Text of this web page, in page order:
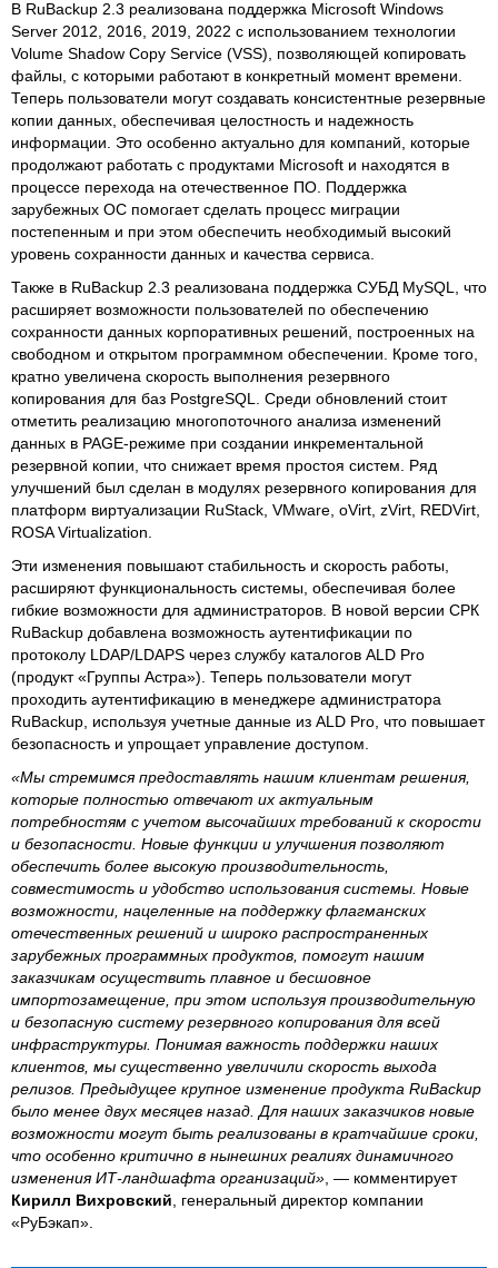
В RuBackup 2.3 реализована поддержка Microsoft Windows
Server 2012, 2016, 2019, 2022 с использованием технологии
Volume Shadow Copy Service (VSS), позволяющей копировать
файлы, с которыми работают в конкретный момент времени.
Теперь пользователи могут создавать консистентные резервные
копии данных, обеспечивая целостность и надежность
информации. Это особенно актуально для компаний, которые
продолжают работать с продуктами Microsoft и находятся в
процессе перехода на отечественное ПО. Поддержка
зарубежных ОС помогает сделать процесс миграции
постепенным и при этом обеспечить необходимый высокий
уровень сохранности данных и качества сервиса.
Также в RuBackup 2.3 реализована поддержка СУБД MySQL, что
расширяет возможности пользователей по обеспечению
сохранности данных корпоративных решений, построенных на
свободном и открытом программном обеспечении. Кроме того,
кратно увеличена скорость выполнения резервного
копирования для баз PostgreSQL. Среди обновлений стоит
отметить реализацию многопоточного анализа изменений
данных в PAGE-режиме при создании инкрементальной
резервной копии, что снижает время простоя систем. Ряд
улучшений был сделан в модулях резервного копирования для
платформ виртуализации RuStack, VMware, oVirt, zVirt, REDVirt,
ROSA Virtualization.
Эти изменения повышают стабильность и скорость работы,
расширяют функциональность системы, обеспечивая более
гибкие возможности для администраторов. В новой версии СРК
RuBackup добавлена возможность аутентификации по
протоколу LDAP/LDAPS через службу каталогов ALD Pro
(продукт «Группы Астра»). Теперь пользователи могут
проходить аутентификацию в менеджере администратора
RuBackup, используя учетные данные из ALD Pro, что повышает
безопасность и упрощает управление доступом.
«Мы стремимся предоставлять нашим клиентам решения,
которые полностью отвечают их актуальным
потребностям с учетом высочайших требований к скорости
и безопасности. Новые функции и улучшения позволяют
обеспечить более высокую производительность,
совместимость и удобство использования системы. Новые
возможности, нацеленные на поддержку флагманских
отечественных решений и широко распространенных
зарубежных программных продуктов, помогут нашим
заказчикам осуществить плавное и бесшовное
импортозамещение, при этом используя производительную
и безопасную систему резервного копирования для всей
инфраструктуры. Понимая важность поддержки наших
клиентов, мы существенно увеличили скорость выхода
релизов. Предыдущее крупное изменение продукта RuBackup
было менее двух месяцев назад. Для наших заказчиков новые
возможности могут быть реализованы в кратчайшие сроки,
что особенно критично в нынешних реалиях динамичного
изменения ИТ-ландшафта организаций» , — комментирует
Кирилл Вихровский , генеральный директор компании
«РуБэкап».